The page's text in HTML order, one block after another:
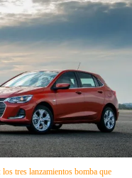
tres lanzamientos bomba que